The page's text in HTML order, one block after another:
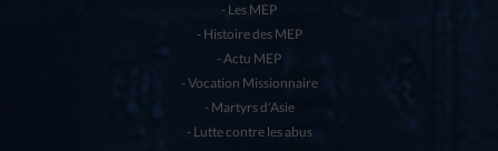
Les MEP
Histoire des MEP
Actu MEP
Vocation Missionnaire
Martyrs d’Asie
Lutte contre les abus